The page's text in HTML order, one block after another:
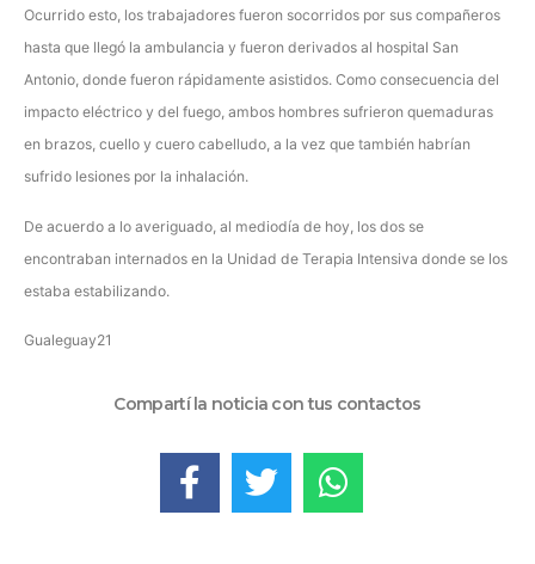
Ocurrido esto, los trabajadores fueron socorridos por sus compañeros
hasta que llegó la ambulancia y fueron derivados al hospital San
Antonio, donde fueron rápidamente asistidos. Como consecuencia del
impacto eléctrico y del fuego, ambos hombres sufrieron quemaduras
en brazos, cuello y cuero cabelludo, a la vez que también habrían
sufrido lesiones por la inhalación.
De acuerdo a lo averiguado, al mediodía de hoy, los dos se
encontraban internados en la Unidad de Terapia Intensiva donde se los
estaba estabilizando.
Gualeguay21
Compartí la noticia con tus contactos